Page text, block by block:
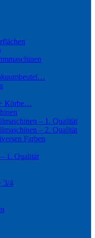
Körbe…
– 1. Qualität
– 2. Qualität
Farben
1. Qualität
3/4